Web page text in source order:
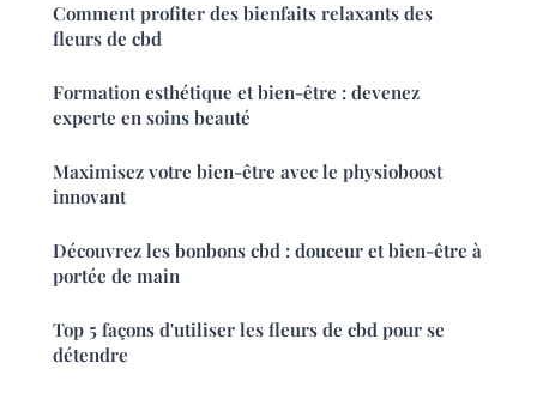
Comment profiter des bienfaits relaxants des
fleurs de cbd
Formation esthétique et bien-être : devenez
experte en soins beauté
Maximisez votre bien-être avec le physioboost
innovant
Découvrez les bonbons cbd : douceur et bien-être à
portée de main
Top 5 façons d'utiliser les fleurs de cbd pour se
détendre